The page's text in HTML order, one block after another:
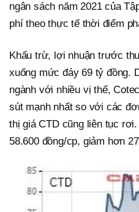
ngân sách năm 2021 của
phí theo thực tế thời điểm
Khấu trừ, lợi nhuận trước
xuống mức đáy 69 tỷ đồng.
ngành với nhiều vị thế,
sút mạnh nhất so với các
thị giá CTD cũng liên tục
58.600 đồng/cp, giảm hơn